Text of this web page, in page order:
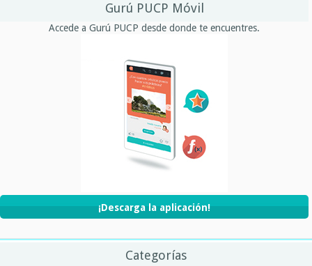
Gurú PUCP Móvil
Accede a Gurú PUCP desde donde te encuentres.
¡Descarga la aplicación!
Categorías